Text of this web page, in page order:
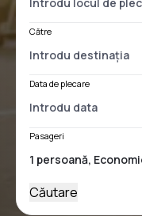
Către
Data de plecare
Pasageri
Căutare